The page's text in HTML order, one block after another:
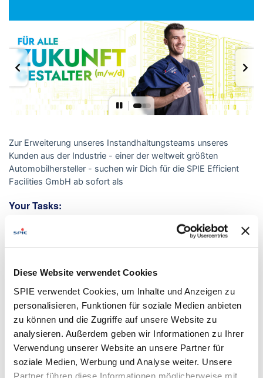
Diese Website verwendet Cookies
SPIE verwendet Cookies, um Inhalte und Anzeigen zu
personalisieren, Funktionen für soziale Medien anbieten
zu können und die Zugriffe auf unsere Website zu
analysieren. Außerdem geben wir Informationen zu Ihrer
Verwendung unserer Website an unsere Partner für
soziale Medien, Werbung und Analyse weiter. Unsere
Partner führen diese Informationen möglicherweise mit
Zur Erweiterung unseres Instandhaltungsteams unseres
Kunden aus der Industrie - einer der weltweit größten
Automobilhersteller - suchen wir Dich für die SPIE Efficient
Facilities GmbH ab sofort als
Your Tasks:
Gewährleistung des einwandfreien
Gesamtzustandes der zu betreuenden kälte- und
klimatechnischen Anlagen
Eigenverantwortliche Durchführung von
Reparaturen an den Anlagen im Bereich der
Kleinkälte und ggfs. Großkälte
Störungsbeseitigung, Fehlersuche und
nachhaltige Instandsetzung
Your Profile: